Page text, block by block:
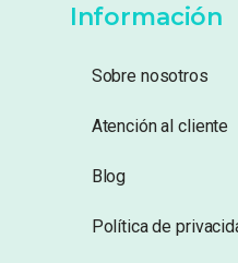
Información
Sobre nosotros
Atención al cliente
Blog
Política de